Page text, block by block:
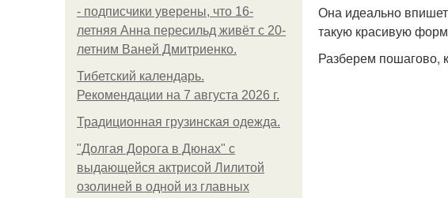
- подписчики уверены, что 16-
летняя Анна пересильд живёт с 20-
летним Ваней Дмитриенко.
Тибетский календарь.
Рекомендации на 7 августа 2026 г.
Традиционная грузинская одежда.
"Долгая Дорога в Дюнах" с
выдающейся актрисой Лилитой
озолиней в одной из главных
Школьные
Она идеально
такую красивую
Разберем пошагово,